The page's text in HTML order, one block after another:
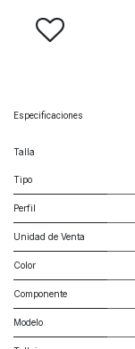
Especificaciones
Talla
Tipo
Perfil
Unidad de Venta
Color
Componente
Modelo